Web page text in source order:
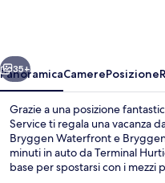
Service
Avanti
35+
PanoramicaCamerePosizione
Grazie a una posizione
Service ti regala una vacanza
Bryggen Waterfront e
minuti in auto da Terminal
base per spostarsi con i mezzi